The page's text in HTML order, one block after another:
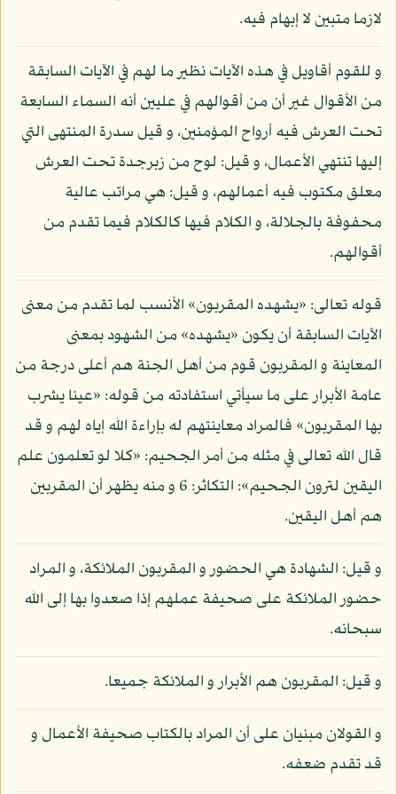
لازما متبين لا إبهام فيه.
و للقوم أقاويل في هذه الآيات نظير ما لهم في الآيات السابقة
من الأقوال غير أن من أقوالهم في عليين أنه السماء السابعة
تحت العرش فيه أرواح المؤمنين، و قيل سدرة المنتهى التي
إليها تنتهي الأعمال، و قيل: لوح من زبرجدة تحت العرش
معلق مكتوب فيه أعمالهم، و قيل: هي مراتب عالية
محفوفة بالجلالة، و الكلام فيها كالكلام فيما تقدم من
أقوالهم.
قوله تعالى: «يشهده المقربون» الأنسب لما تقدم من معنى
الآيات السابقة أن يكون «يشهده» من الشهود بمعنى
المعاينة و المقربون قوم من أهل الجنة هم أعلى درجة من
عامة الأبرار على ما سيأتي استفادته من قوله: «عينا يشرب
بها المقربون» فالمراد معاينتهم له بإراءة الله إياه لهم و قد
قال الله تعالى في مثله من أمر الجحيم: «كلا لو تعلمون علم
اليقين لترون الجحيم»: التكاثر: 6 و منه يظهر أن المقربين
هم أهل اليقين.
و قيل: الشهادة هي الحضور و المقربون الملائكة، و المراد
حضور الملائكة على صحيفة عملهم إذا صعدوا بها إلى الله
سبحانه.
و قيل: المقربون هم الأبرار و الملائكة جميعا.
و القولان مبنيان على أن المراد بالكتاب صحيفة الأعمال و
قد تقدم ضعفه.